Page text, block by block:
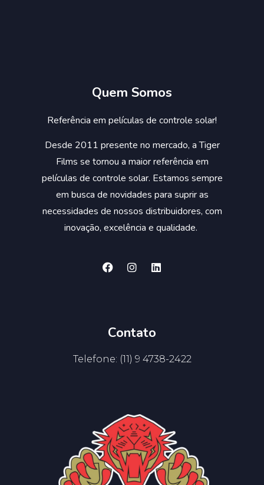
Quem Somos
Referência em películas de controle solar!
Desde 2011 presente no mercado, a Tiger
Films se tornou a maior referência em
películas de controle solar. Estamos sempre
em busca de novidades para suprir as
necessidades de nossos distribuidores, com
inovação, excelência e qualidade.
Contato
Telefone: (11) 9 4738-2422